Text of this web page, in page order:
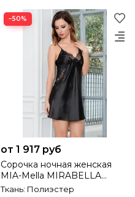
−50%
от 1 917 руб
Сорочка ночная женская
MIA-Mella MIRABELLA
МИРАБЕЛЛА 2071
Ткань: Полиэстер